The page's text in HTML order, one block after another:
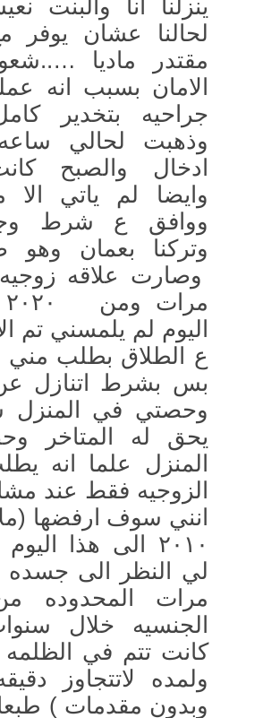
ينزلنا انا والبنت
لحالنا عشان يوفر
مقتدر ماديا
الامان بسبب انه
جراحيه بتخدير
ادخال والصبح
وايضا لم ياتي
ووافق ع شرط
وتركنا بعمان
اليوم لم يلمسني تم
ع الطلاق بطلب مني
بس بشرط اتنازل
وحصتي في المنزل
يحق له المتاخر
المنزل علما انه
الزوجيه فقط عند
انني سوف ارفضها
٢٠١٠ الى هذا
لي النظر الى
مرات المحدوده من
الجنسيه خلال
كانت تتم في
ولمده لاتتجاوز
وبدون مقدمات )